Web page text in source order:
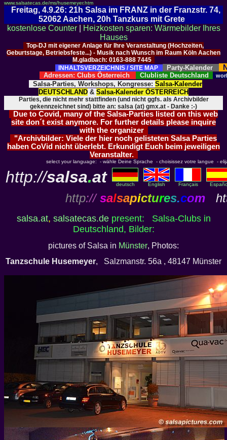
www.salsatecas.de/ms/husemeyer.htm
Freitag, 4.9.26: 21h Salsa im FRANZ in der Franzstr. 74,
52062 Aachen, 20h Tanzkurs mit Grete
kostenlose Counter|
Heizkosten sparen: Wärmebilder Ihres
Hauses
Top-DJ mit eigener Anlage für Ihre Veranstaltung (Hochzeiten,
Geburtstage, Betriebsfeste...) - Musik nach Wunsch im Raum Köln Aachen
M.gladbach: 0163-888 7445
INHALTSVERZEICHNIS / SITE MAP
Party-Kalender
Adressen: Clubs Österreich Clubliste Deutschland
Salsa-Parties, Workshops, Kongresse: Salsa-Kalender
DEUTSCHLAND & Salsa-Kalender ÖSTERREICH
Parties, die nicht mehr stattfinden (und nicht ggfs. als Archivbilder
gekennzeichnet sind) bitte an: salsa (at) gmx.at - Danke :-)
Due to Covid, many of the Salsa-Parties listed on this web
site don´t exist anymore. For further details please inquire
with the organizer
"Archivbilder: Viele der hier noch gelisteten Salsa Parties
haben CoVid nicht überlebt. Erkundigt Euch beim jeweiligen
Veranstalter.
select your language: - wähle Deine Sprache - choisissez votre langue -
http://salsa.at deutsch English Français
http:// salsapictures.com
salsa.at, salsatecas.de present: Salsa-Clubs in
Deutschland, Bilder:
pictures of Salsa in Münster, Photos:
Tanzschule Husemeyer, Salzmanstr. 56a , 48147 Münster